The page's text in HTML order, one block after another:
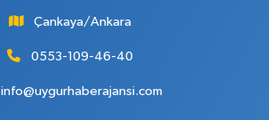
Çankaya/Ankara
0553-109-46-40
info@uygurhaberajansi.com